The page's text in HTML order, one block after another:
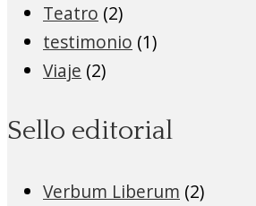
Teatro (2)
testimonio (1)
Viaje (2)
Sello editorial
Verbum Liberum (2)